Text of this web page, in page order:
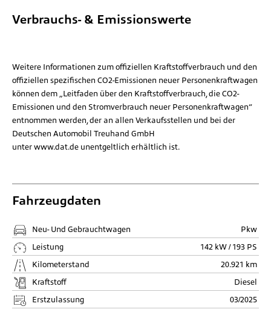
Verbrauchs- & Emissionswerte
Weitere Informationen zum offiziellen Kraftstoffverbrauch und den
offiziellen spezifischen CO2-Emissionen neuer Personenkraftwagen
können dem „Leitfaden über den Kraftstoffverbrauch, die CO2-
Emissionen und den Stromverbrauch neuer Personenkraftwagen“
entnommen werden, der an allen Verkaufsstellen und bei der
Deutschen Automobil Treuhand GmbH
unter www.dat.de unentgeltlich erhältlich ist.
Fahrzeugdaten
Neu- Und Gebrauchtwagen
Pkw
Leistung
142 kW / 193 PS
Kilometerstand
20.921 km
Kraftstoff
Diesel
Erstzulassung
03/2025